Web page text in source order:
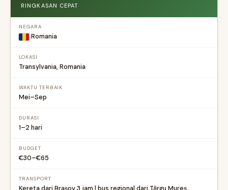
RINGKASAN CEPAT
NEGARA
Romania
LOKASI
Transylvania, Romania
WAKTU TERBAIK
Mei–Sep
DURASI
1–2 hari
BUDGET
€30–€65
TRANSPORT